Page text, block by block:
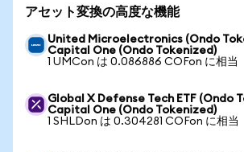
アセット変換の高度な機能
United Microelectronics (Ondo
Capital One (Ondo Tokenized)
1 UMCon は 0.086886 COFon に相当
Global X Defense Tech ETF (Ondo
Capital One (Ondo Tokenized)
1 SHLDon は 0.304281 COFon に相当